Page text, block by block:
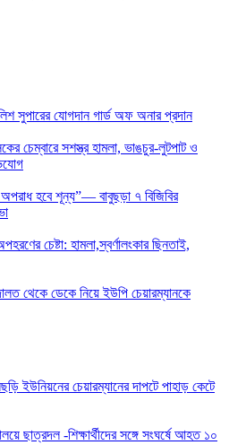
সুপারের যোগদান গার্ড অফ অনার প্রদান
চেম্বারে সশস্ত্র হামলা, ভাঙচুর-লুটপাট ও
অপরাধ হবে শূন্য”— বাবুছড়া ৭ বিজিবির
চেষ্টা: হামলা,স্বর্ণালংকার ছিনতাই,
থেকে ডেকে নিয়ে ইউপি চেয়ারম্যানকে
ইউনিয়নের চেয়ারম্যানের দাপটে পাহাড় কেটে
ছাত্রদল -শিক্ষার্থীদের সঙ্গে সংঘর্ষে আহত ১০